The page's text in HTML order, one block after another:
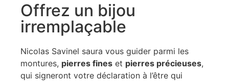
Offrez un bijou
irremplaçable
Nicolas Savinel saura vous guider parmi les
montures, pierres fines et pierres précieuses,
qui signeront votre déclaration à l’être qui